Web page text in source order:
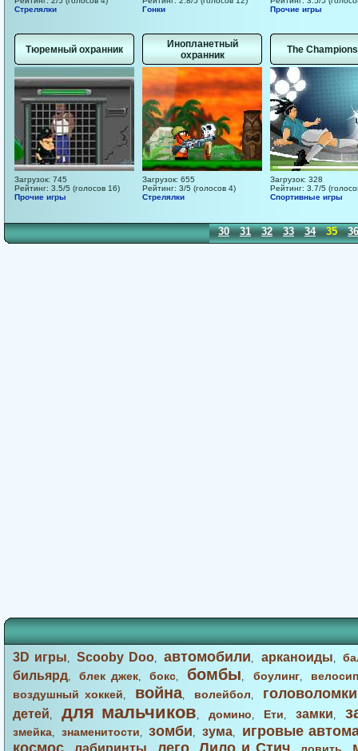
Стрелялки
Гонки
Прочие игры
Тюремный охранник
Загрузок: 745
Рейтинг: 3.5/5 (голосов 16)
Прочие игры
Инопланетный
охранник
Загрузок: 655
Рейтинг: 3/5 (голосов 4)
Стрелялки
The
Загрузок: 328
Рейтинг: 3.7/5
Спортивные игры
20 21 22 23 24 25 26 27 28 29 30 31 32 33 34 35 36
3D игры,Scooby Doo,автомобили, арканоиды,
бильярд,блек джек,бокс, бомбы, боулинг,
воздушный хоккей, война, волейбол, головоломки
детей, для мальчиков, домино, Ети, замки,
змейка, знаменитости,зомби, зума,
игровые
космос
лабиринты лего Лило и Стич